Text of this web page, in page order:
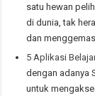
satu hewan
di dunia, tak
dan
5 Aplikasi
dengan adanya
untuk